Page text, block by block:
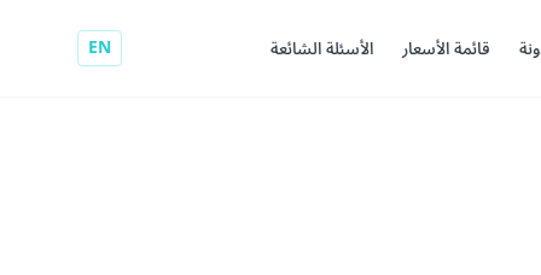
قائمة الأسعار الأسئلة الشائعة EN